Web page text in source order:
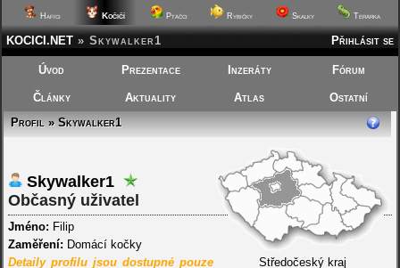
Hafíci Kočičí Ptáčci Rybičky Skalky Terárka
Přihlásit se
KOCICI.NET » Skywalker1
Úvod Prezentace Inzeráty Fórum
Články Aktuality Atlas
Ostatní
Profil » Skywalker1
Středočeský kraj
Skywalker1
Občasný uživatel
Jméno: Filip
Zaměření: Domácí kočky
Detaily profilu jsou dostupné pouze